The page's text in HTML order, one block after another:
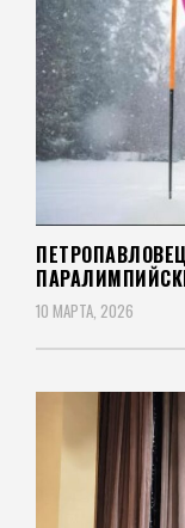
10 МАРТА, 2026